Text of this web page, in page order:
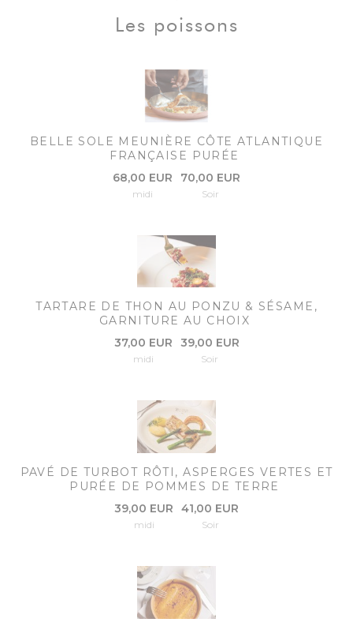
Les poissons
BELLE SOLE MEUNIÈRE CÔTE ATLANTIQUE
FRANÇAISE PURÉE
68,00 EUR
midi
70,00 EUR
Soir
TARTARE DE THON AU PONZU & SÉSAME,
GARNITURE AU CHOIX
37,00 EUR
midi
39,00 EUR
Soir
PAVÉ DE TURBOT RÔTI, ASPERGES VERTES ET
PURÉE DE POMMES DE TERRE
39,00 EUR
midi
41,00 EUR
Soir